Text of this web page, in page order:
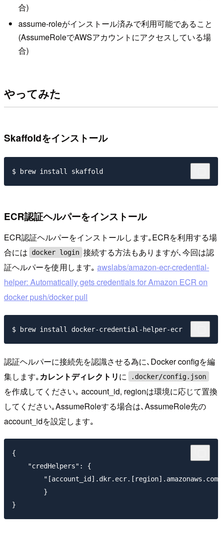
合)
assume-roleがインストール済みで利用可能であること
(AssumeRoleでAWSアカウントにアクセスしている場
合)
やってみた
Skaffoldをインストール
ECR認証ヘルパーをインストール
ECR認証ヘルパーをインストールします｡ECRを利用する場
合には
docker login 接続する方法もありますが､今回は認
証ヘルパーを使用します｡ awslabs/amazon-ecr-credential-
helper: Automatically gets credentials for Amazon ECR on
docker push/docker pull
認証ヘルパーに接続先を認識させる為に､Docker configを編
集します｡カレントディレクトリに .docker/config.json
を作成してください｡ account_id, regionは環境に応じて置換
してください｡AssumeRoleする場合は､AssumeRole先の
account_idを設定します｡
{
    "credHelpers": {
        }